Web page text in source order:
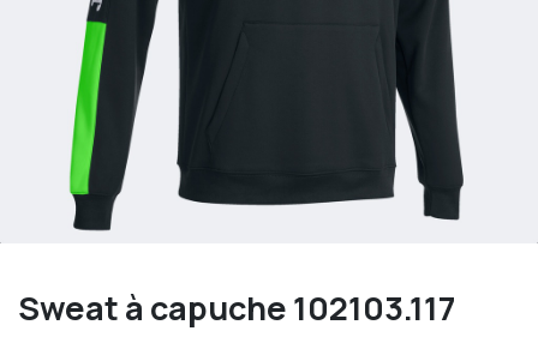
Sweat à capuche 102103.117